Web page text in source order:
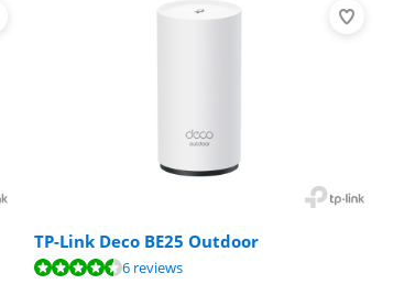
TP-Link Deco BE25 Outdoor
6 reviews